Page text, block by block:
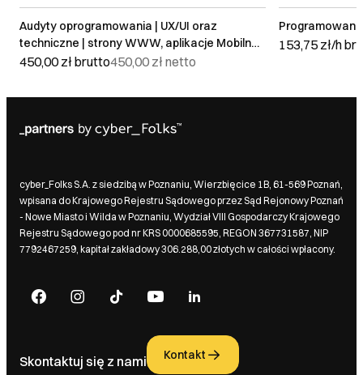
Audyty oprogramowania | UX/UI oraz
techniczne | strony WWW, aplikacje Mobilne i
Webowe
450,00 zł brutto450,00 zł netto
153,75 zł/h
cyber_Folks S.A. z siedzibą w Poznaniu, Wierzbięcice 1B, 61-569 Poznań,
wpisana do Krajowego Rejestru Sądowego przez Sąd Rejonowy Poznań
- Nowe Miasto i Wilda w Poznaniu, Wydział VIII Gospodarczy Krajowego
Rejestru Sądowego pod nr KRS 0000685595, REGON 367731587, NIP
7792467259, kapitał zakładowy 306.288,00 złotych w całości wpłacony.
Skontaktuj się z nami Kontakt